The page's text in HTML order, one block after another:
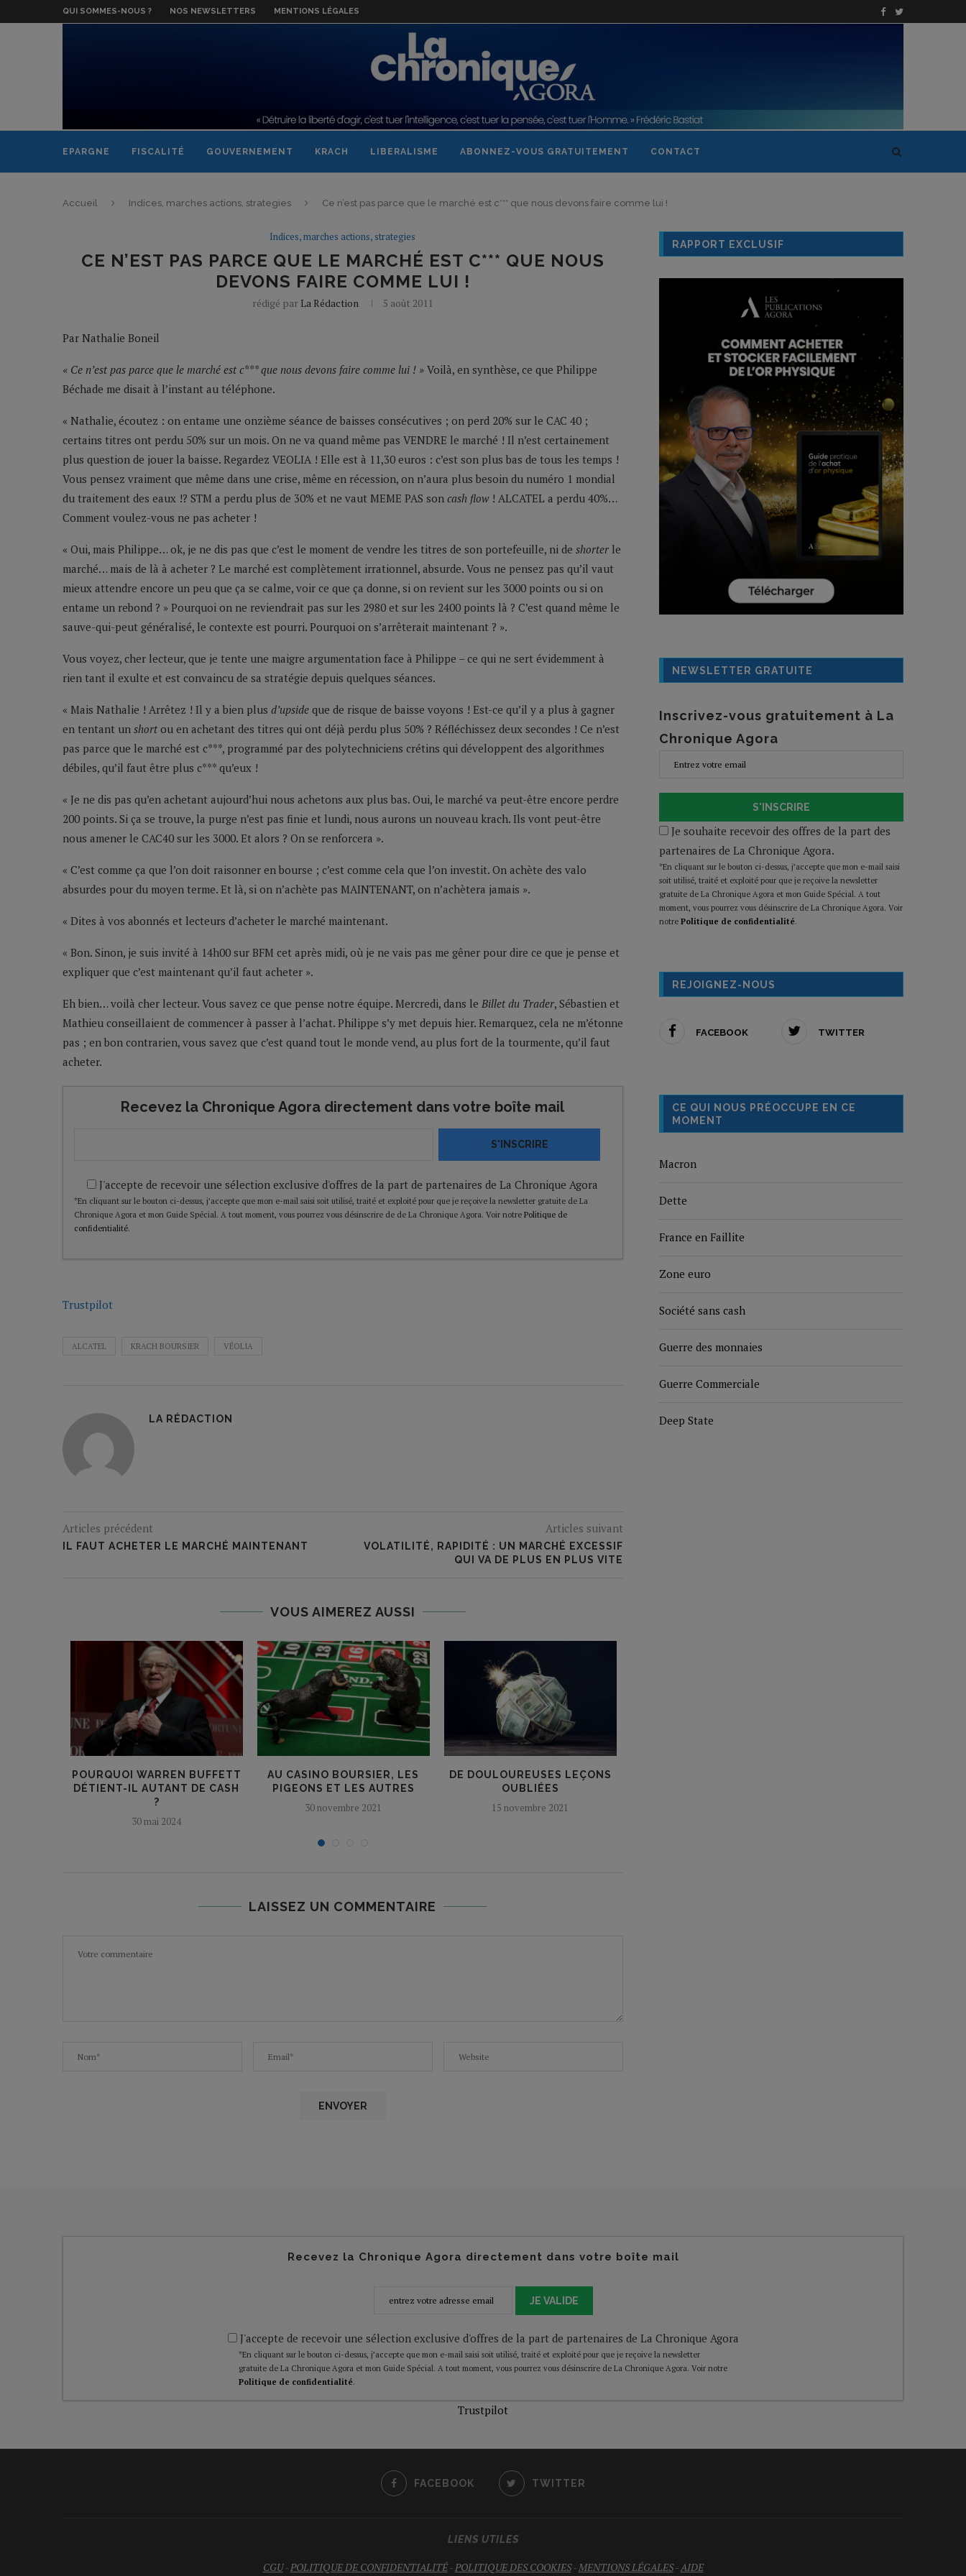
QUI SOMMES-NOUS ? NOS NEWSLETTERS MENTIONS LÉGALES
EPARGNE FISCALITÉ GOUVERNEMENT KRACH LIBERALISME ABONNEZ-VOUS GRATUITEMENT CONTACT
Accueil Indices, marches actions, strategies Ce n’est pas parce que le marché est c*** que nous devons faire comme lui !
Indices, marches actions, strategies
CE N’EST PAS PARCE QUE LE MARCHÉ EST C*** QUE NOUS
DEVONS FAIRE COMME LUI !
rédigé par La Rédaction 5 août 2011
Par Nathalie Boneil
« Ce n’est pas parce que le marché est c*** que nous devons faire comme lui ! » Voilà, en synthèse, ce que Philippe
Béchade me disait à l’instant au téléphone.
« Nathalie, écoutez : on entame une onzième séance de baisses consécutives ; on perd 20% sur le CAC 40 ;
certains titres ont perdu 50% sur un mois. On ne va quand même pas VENDRE le marché ! Il n’est certainement
plus question de jouer la baisse. Regardez VEOLIA ! Elle est à 11,30 euros : c’est son plus bas de tous les temps !
Vous pensez vraiment que même dans une crise, même en récession, on n’aura plus besoin du numéro 1 mondial
du traitement des eaux !? STM a perdu plus de 30% et ne vaut MEME PAS son cash flow! ALCATEL a perdu 40%…
Comment voulez-vous ne pas acheter !
« Oui, mais Philippe… ok, je ne dis pas que c’est le moment de vendre les titres de son portefeuille, ni de shorter le
marché… mais de là à acheter ? Le marché est complètement irrationnel, absurde. Vous ne pensez pas qu’il vaut
mieux attendre encore un peu que ça se calme, voir ce que ça donne, si on revient sur les 3000 points ou si on
entame un rebond ? » Pourquoi on ne reviendrait pas sur les 2980 et sur les 2400 points là ? C’est quand même le
sauve-qui-peut généralisé, le contexte est pourri. Pourquoi on s’arrêterait maintenant ? ».
Vous voyez, cher lecteur, que je tente une maigre argumentation face à Philippe – ce qui ne sert évidemment à
rien tant il exulte et est convaincu de sa stratégie depuis quelques séances.
« Mais Nathalie ! Arrêtez ! Il y a bien plus d’upside que de risque de baisse voyons ! Est-ce qu’il y a plus à gagner
en tentant un short ou en achetant des titres qui ont déjà perdu plus 50% ? Réfléchissez deux secondes ! Ce n’est
pas parce que le marché est c***, programmé par des polytechniciens crétins qui développent des algorithmes
débiles, qu’il faut être plus c*** qu’eux !
« Je ne dis pas qu’en achetant aujourd’hui nous achetons aux plus bas. Oui, le marché va peut-être encore perdre
200 points. Si ça se trouve, la purge n’est pas finie et lundi, nous aurons un nouveau krach. Ils vont peut-être
nous amener le CAC40 sur les 3000. Et alors ? On se renforcera ».
« C’est comme ça que l’on doit raisonner en bourse ; c’est comme cela que l’on investit. On achète des valo
absurdes pour du moyen terme. Et là, si on n’achète pas MAINTENANT, on n’achètera jamais ».
« Dites à vos abonnés et lecteurs d’acheter le marché maintenant.
« Bon. Sinon, je suis invité à 14h00 sur BFM cet après midi, où je ne vais pas me gêner pour dire ce que je pense et
expliquer que c’est maintenant qu’il faut acheter ».
Eh bien… voilà cher lecteur. Vous savez ce que pense notre équipe. Mercredi, dans le Billet du Trader, Sébastien et
Mathieu conseillaient de commencer à passer à l’achat. Philippe s’y met depuis hier. Remarquez, cela ne m’étonne
pas ; en bon contrarien, vous savez que c’est quand tout le monde vend, au plus fort de la tourmente, qu’il faut
acheter.
Recevez la Chronique Agora directement dans votre boîte mail
S'INSCRIRE
J'accepte de recevoir une sélection exclusive d'offres de la part de partenaires de La Chronique Agora
*En cliquant sur le bouton ci-dessus, j’accepte que mon e-mail saisi soit utilisé, traité et exploité pour que je reçoive la newsletter gratuite de La
Chronique Agora et mon Guide Spécial. A tout moment, vous pourrez vous désinscrire de de La Chronique Agora. Voir notre Politique de
confidentialité.
Trustpilot
ALCATEL KRACH BOURSIER VÉOLIA
LA RÉDACTION
Articles précédent
IL FAUT ACHETER LE MARCHÉ MAINTENANT
Articles suivant
VOLATILITÉ, RAPIDITÉ : UN MARCHÉ EXCESSIF
QUI VA DE PLUS EN PLUS VITE
VOUS AIMEREZ AUSSI
POURQUOI WARREN BUFFETT
DÉTIENT-IL AUTANT DE CASH
?
30 mai 2024
AU CASINO BOURSIER, LES
PIGEONS ET LES AUTRES
30 novembre 2021
DE DOULOUREUSES LEÇONS
OUBLIÉES
15 novembre 2021
LAISSEZ UN COMMENTAIRE
RAPPORT EXCLUSIF
NEWSLETTER GRATUITE
Inscrivez-vous gratuitement à La
Chronique Agora
S'INSCRIRE
Je souhaite recevoir des offres de la part des
partenaires de La Chronique Agora.
*En cliquant sur le bouton ci-dessus, j’accepte que mon e-mail saisi
soit utilisé, traité et exploité pour que je reçoive la newsletter
gratuite de La Chronique Agora et mon Guide Spécial. A tout
moment, vous pourrez vous désinscrire de La Chronique Agora. Voir
notre Politique de confidentialité.
REJOIGNEZ-NOUS
FACEBOOK TWITTER
CE QUI NOUS PRÉOCCUPE EN CE
MOMENT
Macron
Dette
France en Faillite
Zone euro
Société sans cash
Guerre des monnaies
Guerre Commerciale
Deep State
Recevez la Chronique Agora directement dans votre boîte mail
JE VALIDE
J'accepte de recevoir une sélection exclusive d'offres de la part de partenaires de La Chronique Agora
*En cliquant sur le bouton ci-dessus, j’accepte que mon e-mail saisi soit utilisé, traité et exploité pour que je reçoive la newsletter
gratuite de La Chronique Agora et mon Guide Spécial. A tout moment, vous pourrez vous désinscrire de La Chronique Agora. Voir notre
Politique de confidentialité.
Trustpilot
FACEBOOK TWITTER
LIENS UTILES
CGU-POLITIQUE DE CONFIDENTIALITÉ-POLITIQUE DES COOKIES-MENTIONS LÉGALES-AIDE